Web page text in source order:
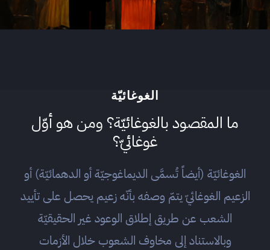
الغوغائيّة
ما المقصود بالغوغائيّة؟ ومن هو أوّل
غوغائيّ؟
الغوغائيّة (أيضاً تُسمَّى الديماغوجيّة أو الدهمائيّة) أو
الزعيم الغوغائيّ يتمّ وصفه بأنّه زعيم يحصل على تأييد
الشعب عن طريق إطلاق الوعود غير الحقيقيّة
وبالاستناد إلى مخاوف الشعوب خلال الأزمات